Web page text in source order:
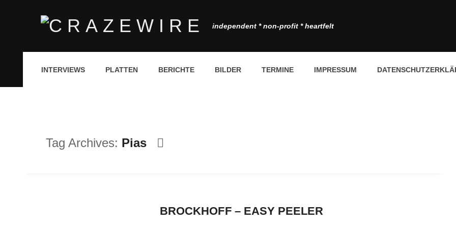
independent * non-profit * heartfelt
INTERVIEWS PLATTEN BERICHTE BILDER TERMINE IMPRESSUM
Tag Archives: Pias
BROCKHOFF – EASY PEELER